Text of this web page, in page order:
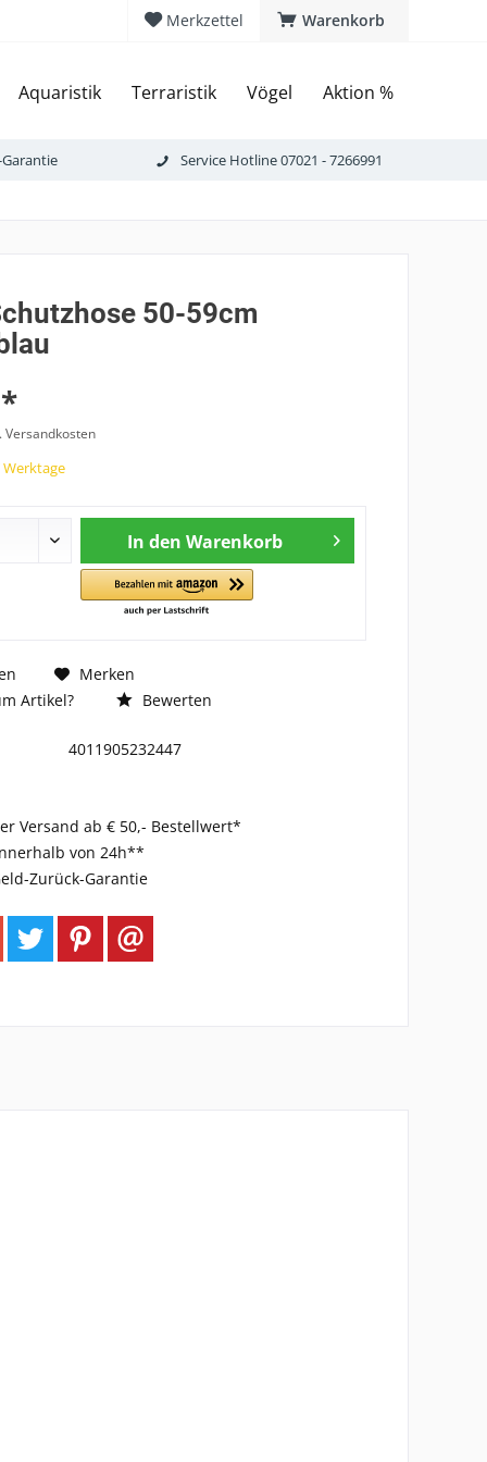
Warenkorb
Merkzettel
Aquaristik Terraristik Vögel Aktion %
Service Hotline 07021 - 7266991
50-59cm
Versandkosten
Werktage
In den Warenkorb
Merken
Artikel?
Bewerten
4011905232447
Versand ab € 50,- Bestellwert*
von 24h**
Zurück-Garantie